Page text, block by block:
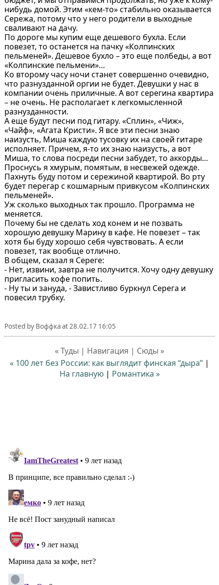
нибудь домой. Этим «кем-то» стабильно оказывается
Сережа, потому что у него родители в выходные
сваливают на дачу.
По дороге мы купим еще дешевого бухла. Если
повезет, то останется на пачку «Колпинских
пельменей». Дешевое бухло – это еще полбеды, а вот
«Колпинские пельмени»…
Ко второму часу ночи станет совершенно очевидно,
что разнузданной оргии не будет. Девушки у нас в
компании очень приличные. А вот серегина квартира
– не очень. Не располагает к легкомысленной
разнузданности.
А еще будут песни под гитару. «Сплин», «Чиж»,
«Чайф», «Агата Кристи». Я все эти песни знаю
наизусть, Миша каждую тусовку их на своей гитаре
исполняет. Причем, я-то их знаю наизусть, а вот
Миша, то слова посреди песни забудет, то аккорды…
Проснусь я хмурым, помятым, в несвежей одежде.
Пахнуть буду потом и сережиной квартирой. Во рту
будет перегар с кошмарным привкусом «Колпинских
пельменей».
Уж сколько выходных так прошло. Программа не
меняется.
Почему бы не сделать ход конем и не позвать
хорошую девушку Марину в кафе. Не повезет – так
хотя бы буду хорошо себя чувствовать. А если
повезет, так вообще отлично.
В общем, сказал я Сереге:
- Нет, извини, завтра не получится. Хочу одну девушку
пригласить кофе попить.
- Ну ты и зануда, - Завистливо буркнул Серега и
повесил трубку.
Posted by Воффкаat 28.02.17 16:05
« Туды | Навигация | Сюды »
« 100 лет без России: как выглядит финская “дыра” |
На главную| Романтика »